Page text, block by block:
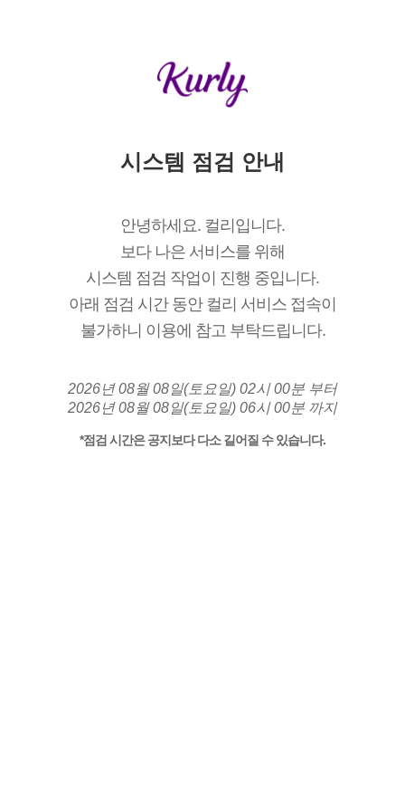
시스템 점검 안내
안녕하세요. 컬리입니다.
보다 나은 서비스를 위해
시스템 점검 작업이 진행 중입니다.
아래 점검 시간 동안 컬리 서비스 접속이
불가하니 이용에 참고 부탁드립니다.
2026년 08월 08일(토요일) 02시 00분 부터
2026년 08월 08일(토요일) 06시 00분 까지
*점검 시간은 공지보다 다소 길어질 수 있습니다.